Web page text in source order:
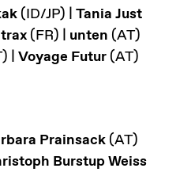
(ID/JP) | Tania Just
(FR) | unten (AT)
| Voyage Futur (AT)
Prainsack (AT)
Burstup Weiss